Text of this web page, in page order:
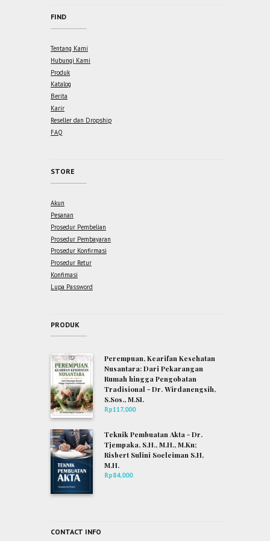
FIND
Tentang Kami
Hubungi Kami
Produk
Katalog
Berita
Karir
Reseller dan Dropship
FAQ
STORE
Akun
Pesanan
Prosedur Pembelian
Prosedur Pembayaran
Prosedur Konfirmasi
Prosedur Retur
Konfimasi
Lupa Password
PRODUK
Perempuan, Kearifan Kesehatan
Nusantara: Dari Pekarangan
Rumah hingga Pengobatan
Tradisional - Dr. Wirdanengsih,
S.Sos., M.SI.
Rp117,000
Teknik Pembuatan Akta - Dr.
Tjempaka, S.H., M.H., M.Kn;
Risbert Sulini Soeleiman S.H,
M.H.
Rp84,000
CONTACT INFO